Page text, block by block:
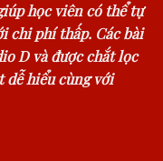
học viên có thể tự
chi phí thấp. Các bài
D và được chắt lọc
hiểu cùng với